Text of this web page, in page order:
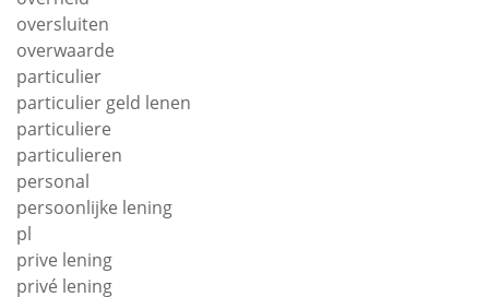
oversluiten
overwaarde
particulier
particulier geld lenen
particuliere
particulieren
personal
persoonlijke lening
pl
prive lening
privé lening